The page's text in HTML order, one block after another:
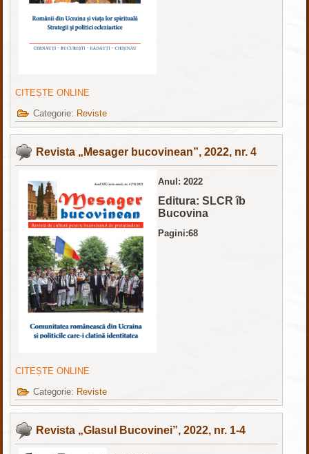
CITEȘTE ONLINE
Categorie: Reviste
Revista „Mesager bucovinean”, 2022, nr. 4
Anul: 2022
Editura: SLCR îb
Bucovina
Pagini:68
CITEȘTE ONLINE
Categorie: Reviste
Revista „Glasul Bucovinei”, 2022, nr. 1-4